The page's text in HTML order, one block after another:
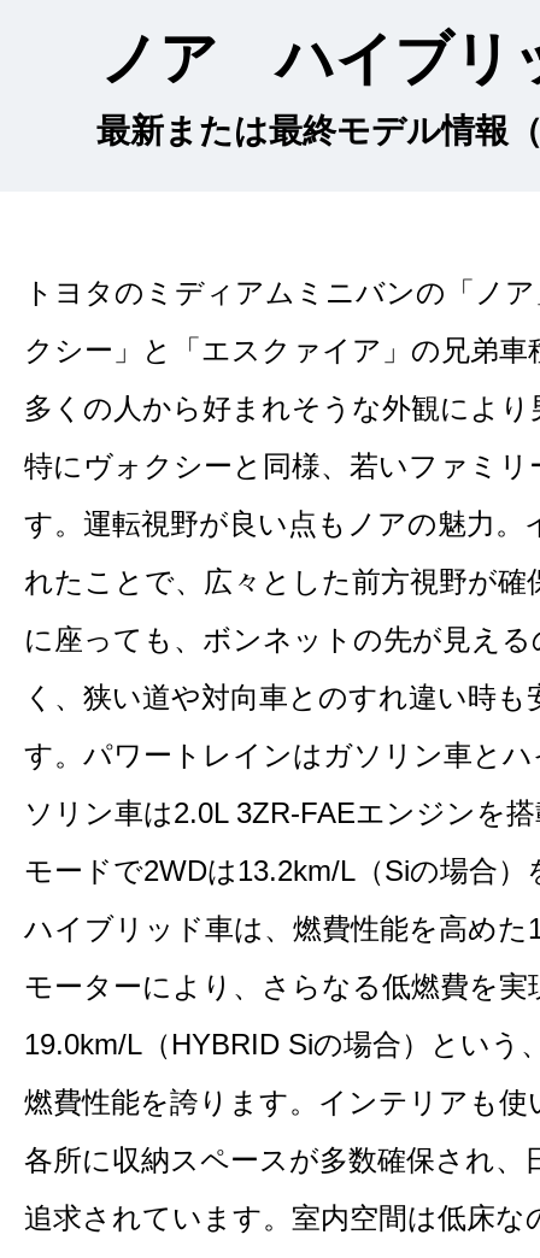
ノア ハイブリ
最新または最終モデル情報
トヨタのミディアムミニバンの「ノ
クシー」と「エスクァイア」の兄弟
多くの人から好まれそうな外観によ
特にヴォクシーと同様、若いファミ
す。運転視野が良い点もノアの魅力。
れたことで、広々とした前方視野が
に座っても、ボンネットの先が見え
く、狭い道や対向車とのすれ違い時
す。パワートレインはガソリン車と
ソリン車は2.0L 3ZR‐FAEエンジンを
モードで2WDは13.2km/L（Siの場合
ハイブリッド車は、燃費性能を高めた
モーターにより、さらなる低燃費を実
19.0km/L（HYBRID Siの場合）とい
燃費性能を誇ります。インテリアも
各所に収納スペースが多数確保され、
追求されています。室内空間は低床な